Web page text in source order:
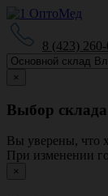
8 (423)
×
Выбор склада
Вы уверены, что
При изменении
×